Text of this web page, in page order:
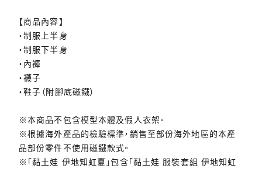
【商品內容】
・制服上半身
・制服下半身
・內褲
・襪子
・鞋子（附腳底磁鐵）
※本商品不包含模型本體及假人衣架。
※根據海外產品的檢驗標準，銷售至部份海外地區的本產
品部份零件不使用磁鐵款式。
※「黏土娃 伊地知虹夏」包含「黏土娃 服裝套組 伊地知虹